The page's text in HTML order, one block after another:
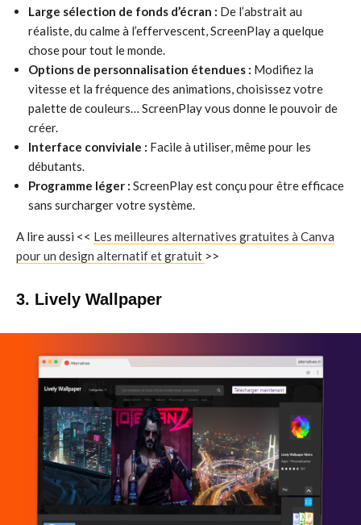
Large sélection de fonds d’écran : De l’abstrait au
réaliste, du calme à l’effervescent, ScreenPlay a quelque
chose pour tout le monde.
Options de personnalisation étendues : Modifiez la
vitesse et la fréquence des animations, choisissez votre
palette de couleurs… ScreenPlay vous donne le pouvoir de
créer.
Interface conviviale : Facile à utiliser, même pour les
débutants.
Programme léger : ScreenPlay est conçu pour être efficace
sans surcharger votre système.
A lire aussi << Les meilleures alternatives gratuites à Canva
pour un design alternatif et gratuit >>
3. Lively Wallpaper